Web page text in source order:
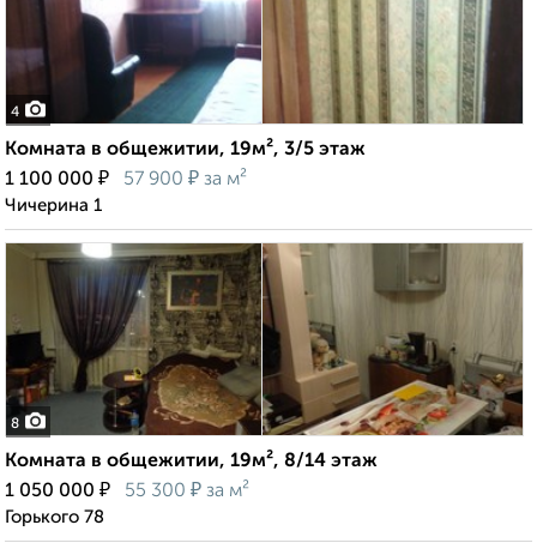
4
Комната в общежитии, 19м², 3/5 этаж
1 100 000 ₽ 57 900 ₽ за м²
Чичерина 1
8
Комната в общежитии, 19м², 8/14 этаж
1 050 000 ₽ 55 300 ₽ за м²
Горького 78